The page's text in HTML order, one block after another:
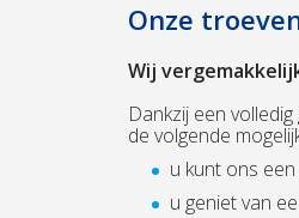
Onze
Wij
Dankzij een
de volgende
u kunt ons
u geniet van